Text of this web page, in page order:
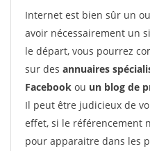
Internet est bien sûr un
avoir nécessairement un
le départ, vous pourrez
sur des annuaires
Facebook ou un blog de
Il peut être judicieux de
effet, si le référencement
pour apparaitre dans les